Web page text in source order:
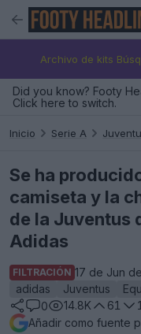
Archivo de kits
Did you know? Footy
Click here to switch.
Inicio Serie A
Se ha
camiseta y la
de la Juventus
Adidas
FILTRACIÓN 17 de Jun
adidas
Juventus
0
14.8K 61
Añadir como fuente